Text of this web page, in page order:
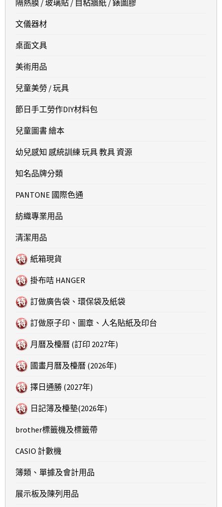
隔熱膜 / 玻璃貼 / 自粘牆紙 / 錶圖膠
文儀器材
桌面文具
美術用品
兒童美勞 / 玩具
節日手工勞作DIY材料包
兒童圖書 繪本
幼兒感知 感統訓練 玩具 教具 資源
知名品牌分類
PANTONE 國際色通
紡織專業用品
清潔用品
紙箱現貨
掛布咭 HANGER
訂做廣告袋、環保袋及紙袋
訂做原子印、圖章、人名貼紙及印台
月曆及檯曆 (訂印 2027年)
國畫月曆及檯曆 (2026年)
擇日通勝 (2027年)
日記簿及檯墊(2026年)
brother標籤機及標籤帶
CASIO 計數機
簿類、單據及會計用品
展示板及陳列用品